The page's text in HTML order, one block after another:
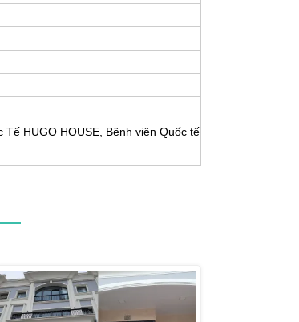
HUGO HOUSE, Bệnh viện Quốc tế